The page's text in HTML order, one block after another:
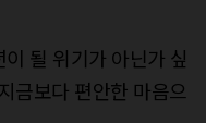
될 위기가 아닌가 싶
금보다 편안한 마음으